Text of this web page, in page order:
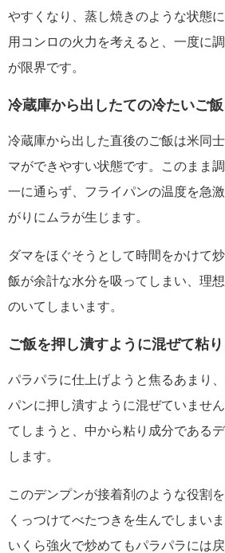
やすくなり、蒸し焼きのような状態
用コンロの火力を考えると、一度に
が限界です。
冷蔵庫から出したての冷たいご
冷蔵庫から出した直後のご飯は米同
マができやすい状態です。このまま
一に通らず、フライパンの温度を急
がりにムラが生じます。
ダマをほぐそうとして時間をかけて
飯が余計な水分を吸ってしまい、理
のいてしまいます。
ご飯を押し潰すように混ぜて粘
パラパラに仕上げようと焦るあまり
パンに押し潰すように混ぜていませ
てしまうと、中から粘り成分である
します。
このデンプンが接着剤のような役割
くっつけてべたつきを生んでしまい
いくら強火で炒めてもパラパラには戻